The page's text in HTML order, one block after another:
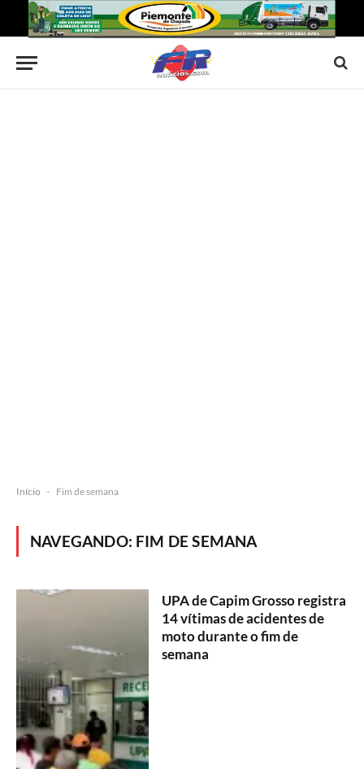
Início - Fim de semana
NAVEGANDO: FIM DE SEMANA
UPA de Capim Grosso registra
14 vítimas de acidentes de
moto durante o fim de
semana